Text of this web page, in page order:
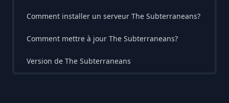
Comment installer un serveur The Subterraneans?
Comment mettre à jour The Subterraneans?
Version de The Subterraneans